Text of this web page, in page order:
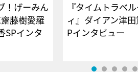
！げーみん
藤樹愛羅
SPインタ
『タイムトラベ
ィ』ダイアン津
Pインタビ